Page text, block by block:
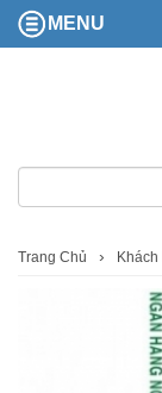
MENU
Trang Chủ